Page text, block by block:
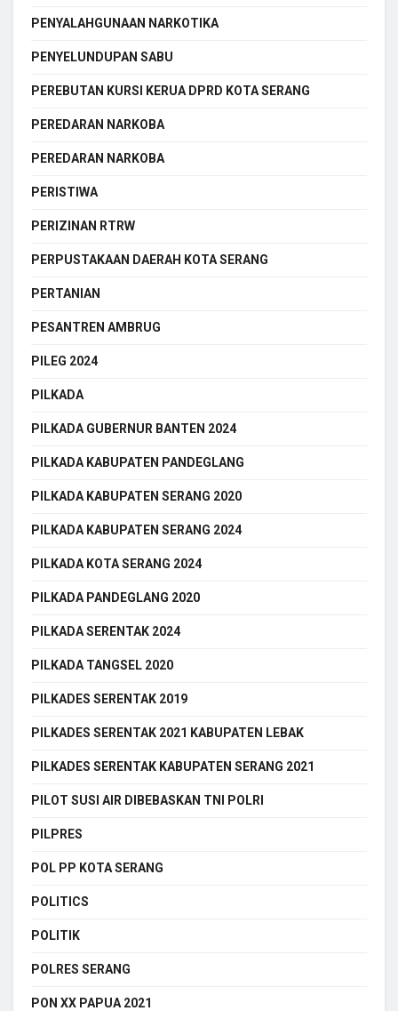
PENYALAHGUNAAN NARKOTIKA
PENYELUNDUPAN SABU
PEREBUTAN KURSI KERUA DPRD KOTA SERANG
PEREDARAN NARKOBA
PEREDARAN NARKOBA
PERISTIWA
PERIZINAN RTRW
PERPUSTAKAAN DAERAH KOTA SERANG
PERTANIAN
PESANTREN AMBRUG
PILEG 2024
PILKADA
PILKADA GUBERNUR BANTEN 2024
PILKADA KABUPATEN PANDEGLANG
PILKADA KABUPATEN SERANG 2020
PILKADA KABUPATEN SERANG 2024
PILKADA KOTA SERANG 2024
PILKADA PANDEGLANG 2020
PILKADA SERENTAK 2024
PILKADA TANGSEL 2020
PILKADES SERENTAK 2019
PILKADES SERENTAK 2021 KABUPATEN LEBAK
PILKADES SERENTAK KABUPATEN SERANG 2021
PILOT SUSI AIR DIBEBASKAN TNI POLRI
PILPRES
POL PP KOTA SERANG
POLITICS
POLITIK
POLRES SERANG
PON XX PAPUA 2021